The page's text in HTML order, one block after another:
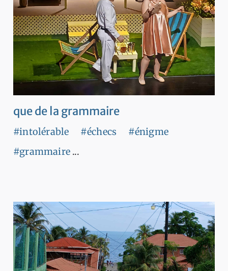
que de la grammaire
#intolérable #échecs
#énigme
#grammaire...